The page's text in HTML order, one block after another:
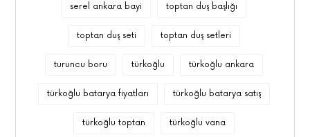
serel ankara bayi toptan duş başlığı
toptan duş seti toptan duş setleri
turuncu boru türkoğlu türkoğlu ankara
türkoğlu batarya fiyatları türkoğlu batarya satış
türkoğlu toptan türkoğlu vana